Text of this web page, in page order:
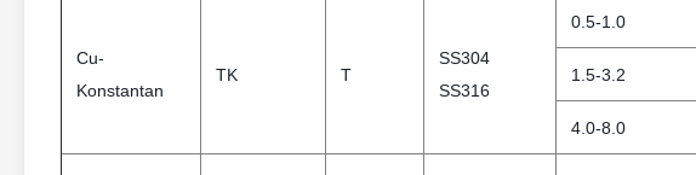
Cu-
Konstantan
TK T
SS304
SS316
0.5-1.0
1.5-3.2
4.0-8.0